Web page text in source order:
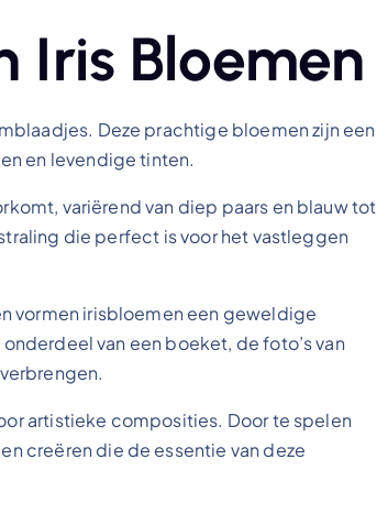
Iris Bloemen
Deze prachtige bloemen zijn een
en levendige tinten.
variërend van diep paars en blauw tot
die perfect is voor het vastleggen
vormen irisbloemen een geweldige
van een boeket, de foto’s van
artistieke composities. Door te spelen
creëren die de essentie van deze